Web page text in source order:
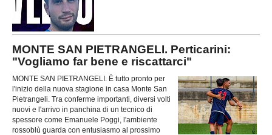
MONTE SAN PIETRANGELI. Perticarini:
"Vogliamo far bene e riscattarci"
MONTE SAN PIETRANGELI. È tutto pronto per
l'inizio della nuova stagione in casa Monte San
Pietrangeli. Tra conferme importanti, diversi volti
nuovi e l'arrivo in panchina di un tecnico di
spessore come Emanuele Poggi, l'ambiente
rossoblù guarda con entusiasmo al prossimo